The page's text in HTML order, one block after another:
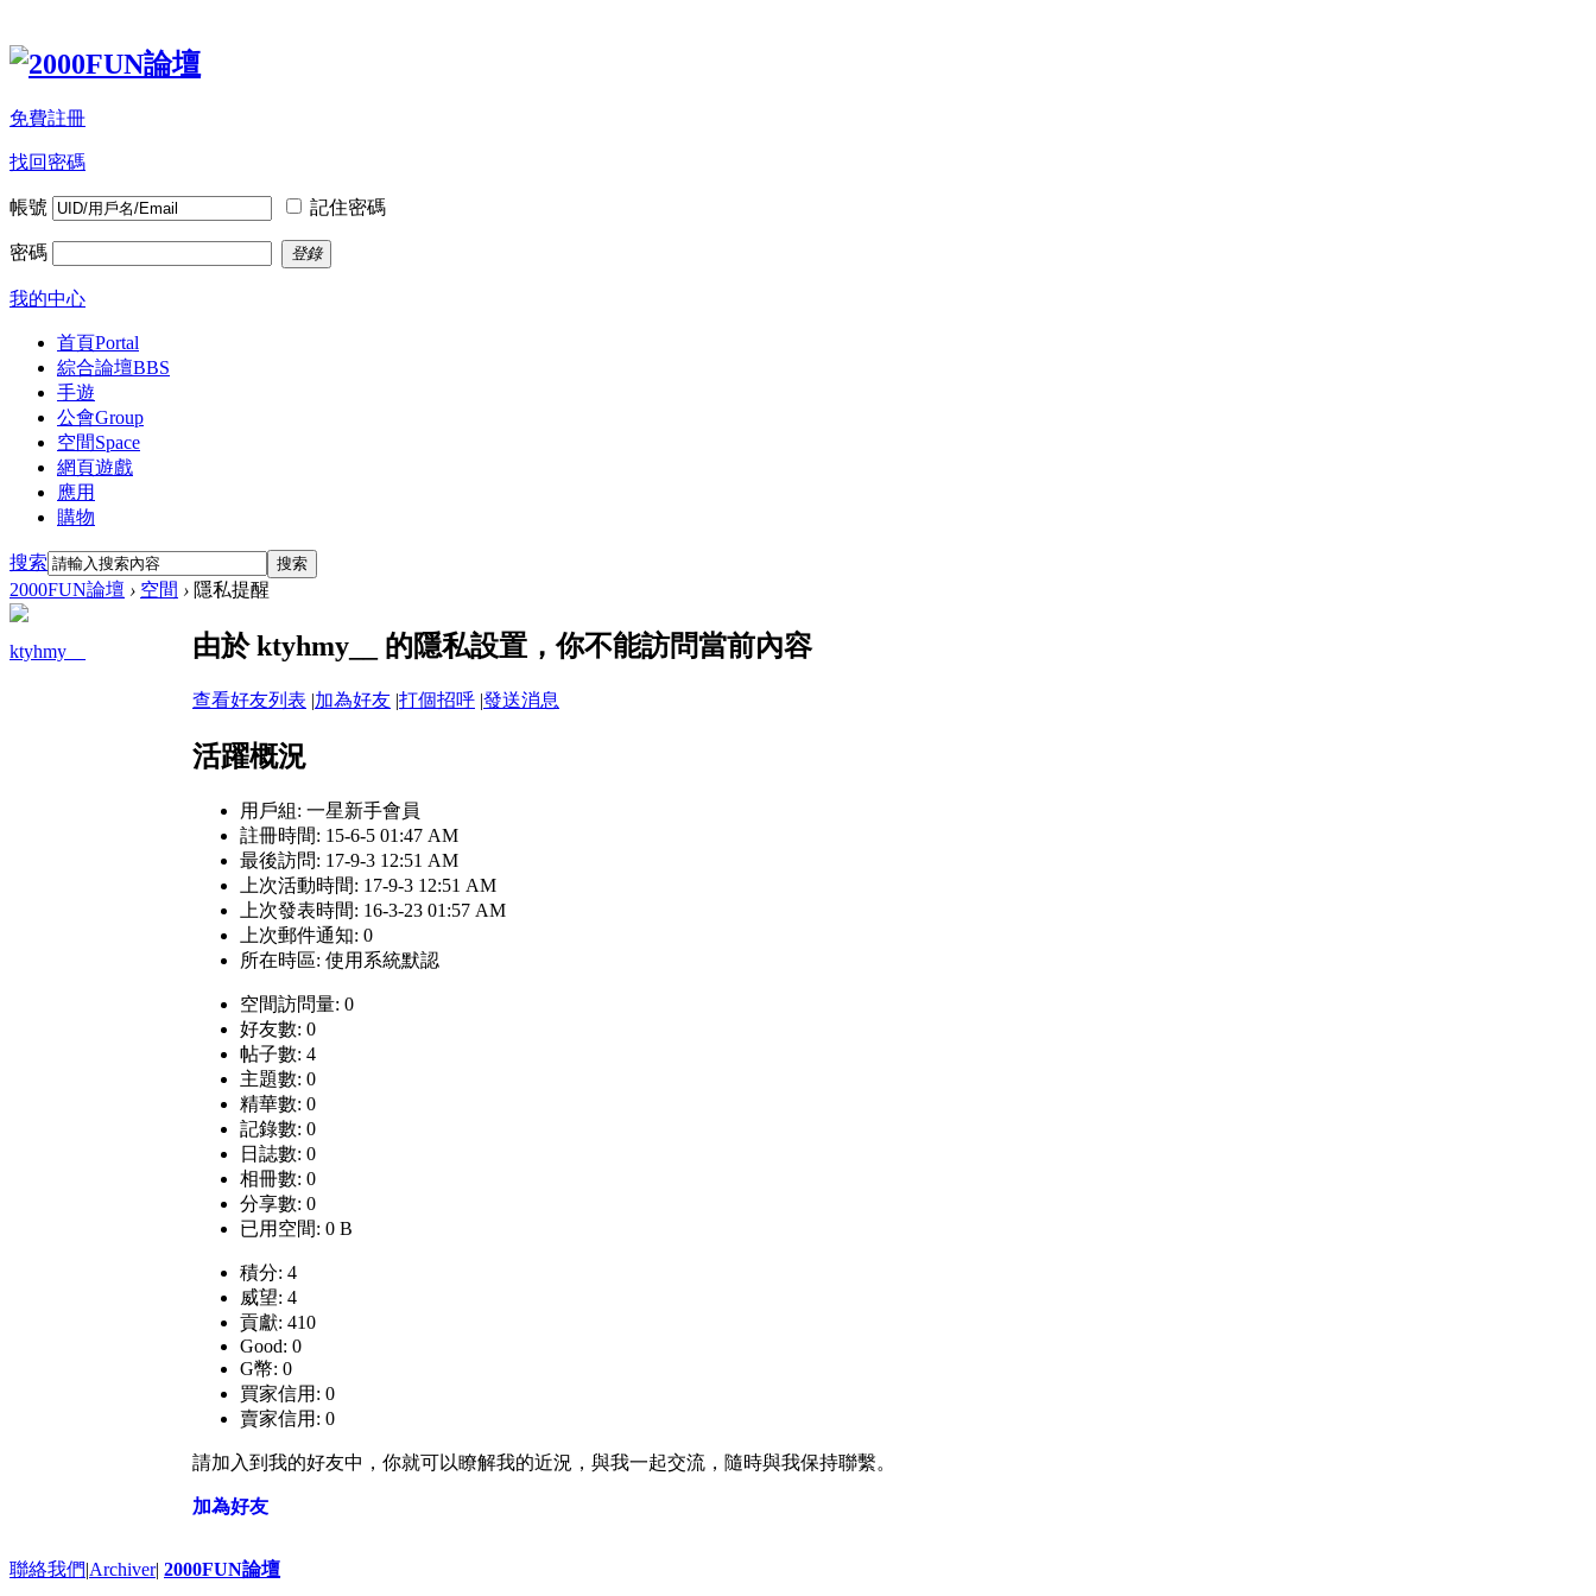
免費註冊
找回密碼
帳號 記住密碼
密碼 登錄
我的中心
首頁Portal
綜合論壇BBS
手遊
公會Group
空間Space
網頁遊戲
應用
購物
搜索 搜索
2000FUN論壇 › 空間 › 隱私提醒
ktyhmy__ 由於 ktyhmy__ 的隱私設置，你不能訪問當前內容
查看好友列表 |加為好友 |打個招呼 |發送消息
活躍概況
用戶組: 一星新手會員
註冊時間: 15-6-5 01:47 AM
最後訪問: 17-9-3 12:51 AM
上次活動時間: 17-9-3 12:51 AM
上次發表時間: 16-3-23 01:57 AM
上次郵件通知: 0
所在時區: 使用系統默認
空間訪問量: 0
好友數: 0
帖子數: 4
主題數: 0
精華數: 0
記錄數: 0
日誌數: 0
相冊數: 0
分享數: 0
已用空間: 0 B
積分: 4
威望: 4
貢獻: 410
Good: 0
G幣: 0
買家信用: 0
賣家信用: 0
請加入到我的好友中，你就可以瞭解我的近況，與我一起交流，隨時與我保持聯繫。
加為好友
聯絡我們|Archiver| 2000FUN論壇